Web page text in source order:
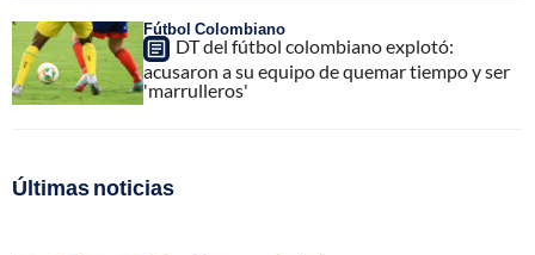
Fútbol Colombiano
DT del fútbol colombiano explotó:
acusaron a su equipo de quemar tiempo y ser
'marrulleros'
Últimas noticias